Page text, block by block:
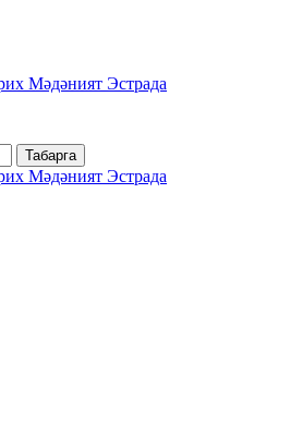
Мәдәният Эстрада
Табарга
Мәдәният Эстрада